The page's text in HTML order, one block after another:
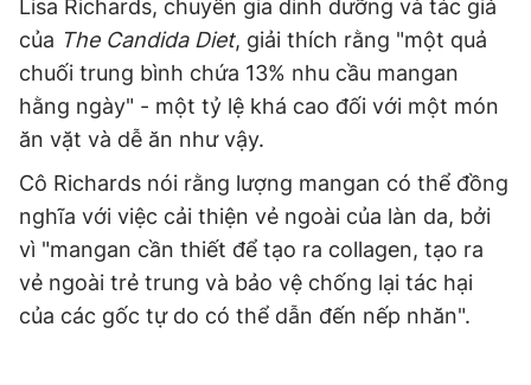
Giấy phép xuất bản số 110/GP - BTTTT cấp ngày 24.3.2020
© 2003-2026 Bản quyền thuộc về Báo Thanh Niên. Cấm sao
chép dưới mọi hình thức nếu không có sự chấp thuận bằng văn
bản. Phát triển bởi ePi Technologies, JSC.
Lisa Richards, chuyên gia dinh dưỡng và tác giả
của The Candida Diet, giải thích rằng "một quả
chuối trung bình chứa 13% nhu cầu mangan
hằng ngày" - một tỷ lệ khá cao đối với một món
ăn vặt và dễ ăn như vậy.
Cô Richards nói rằng lượng mangan có thể đồng
nghĩa với việc cải thiện vẻ ngoài của làn da, bởi
vì "mangan cần thiết để tạo ra collagen, tạo ra
vẻ ngoài trẻ trung và bảo vệ chống lại tác hại
của các gốc tự do có thể dẫn đến nếp nhăn".